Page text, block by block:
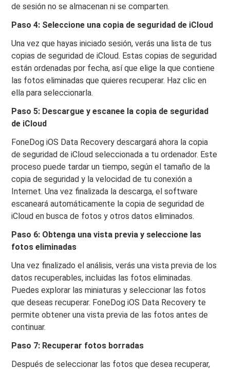
de sesión no se almacenan ni se comparten.
Paso 4: Seleccione una copia de seguridad de iCloud
Una vez que hayas iniciado sesión, verás una lista de tus
copias de seguridad de iCloud. Estas copias de seguridad
están ordenadas por fecha, así que elige la que contiene
las fotos eliminadas que quieres recuperar. Haz clic en
ella para seleccionarla.
Paso 5: Descargue y escanee la copia de seguridad
de iCloud
FoneDog iOS Data Recovery descargará ahora la copia
de seguridad de iCloud seleccionada a tu ordenador. Este
proceso puede tardar un tiempo, según el tamaño de la
copia de seguridad y la velocidad de tu conexión a
Internet. Una vez finalizada la descarga, el software
escaneará automáticamente la copia de seguridad de
iCloud en busca de fotos y otros datos eliminados.
Paso 6: Obtenga una vista previa y seleccione las
fotos eliminadas
Una vez finalizado el análisis, verás una vista previa de los
datos recuperables, incluidas las fotos eliminadas.
Puedes explorar las miniaturas y seleccionar las fotos
que deseas recuperar. FoneDog iOS Data Recovery te
permite obtener una vista previa de las fotos antes de
continuar.
Paso 7: Recuperar fotos borradas
Después de seleccionar las fotos que desea recuperar,